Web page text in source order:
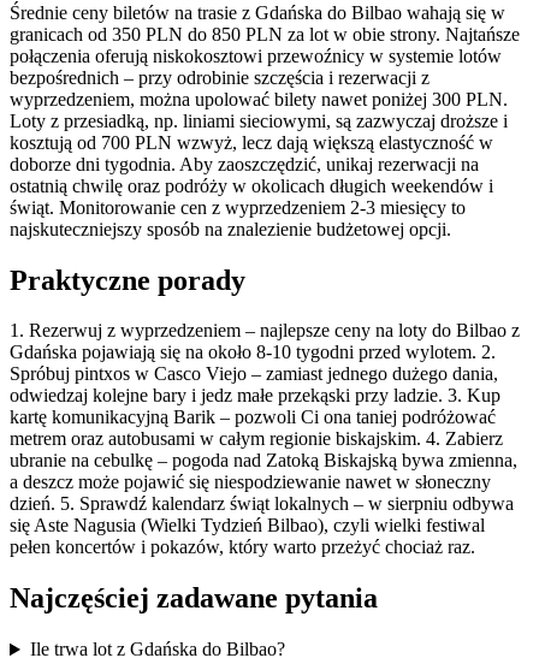
Średnie ceny biletów na trasie z Gdańska do Bilbao wahają się w
granicach od 350 PLN do 850 PLN za lot w obie strony. Najtańsze
połączenia oferują niskokosztowi przewoźnicy w systemie lotów
bezpośrednich – przy odrobinie szczęścia i rezerwacji z
wyprzedzeniem, można upolować bilety nawet poniżej 300 PLN.
Loty z przesiadką, np. liniami sieciowymi, są zazwyczaj droższe i
kosztują od 700 PLN wzwyż, lecz dają większą elastyczność w
doborze dni tygodnia. Aby zaoszczędzić, unikaj rezerwacji na
ostatnią chwilę oraz podróży w okolicach długich weekendów i
świąt. Monitorowanie cen z wyprzedzeniem 2-3 miesięcy to
najskuteczniejszy sposób na znalezienie budżetowej opcji.
Praktyczne porady
1. Rezerwuj z wyprzedzeniem – najlepsze ceny na loty do Bilbao z
Gdańska pojawiają się na około 8-10 tygodni przed wylotem. 2.
Spróbuj pintxos w Casco Viejo – zamiast jednego dużego dania,
odwiedzaj kolejne bary i jedz małe przekąski przy ladzie. 3. Kup
kartę komunikacyjną Barik – pozwoli Ci ona taniej podróżować
metrem oraz autobusami w całym regionie biskajskim. 4. Zabierz
ubranie na cebulkę – pogoda nad Zatoką Biskajską bywa zmienna,
a deszcz może pojawić się niespodziewanie nawet w słoneczny
dzień. 5. Sprawdź kalendarz świąt lokalnych – w sierpniu odbywa
się Aste Nagusia (Wielki Tydzień Bilbao), czyli wielki festiwal
pełen koncertów i pokazów, który warto przeżyć chociaż raz.
Najczęściej zadawane pytania
Ile trwa lot z Gdańska do Bilbao?